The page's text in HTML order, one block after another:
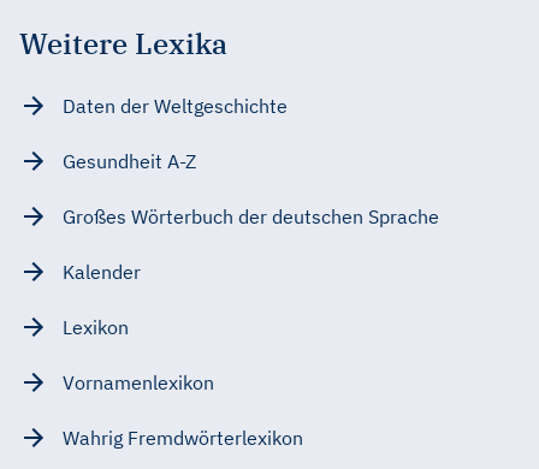
Weitere Lexika
Daten der Weltgeschichte
Gesundheit A-Z
Großes Wörterbuch der deutschen Sprache
Kalender
Lexikon
Vornamenlexikon
Wahrig Fremdwörterlexikon